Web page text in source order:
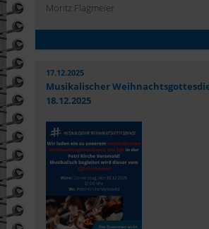
Moritz Flagmeier
17.12.2025
Musikalischer
18.12.2025